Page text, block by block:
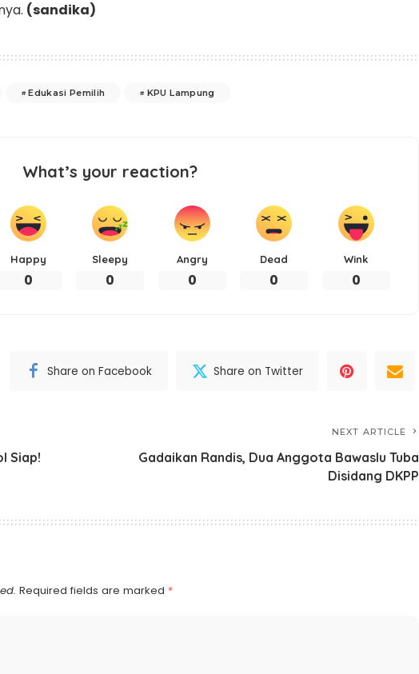
(sandika)
Edukasi Pemilih KPU Lampung
What’s your reaction?
Happy
0
Sleepy
0
Angry
0
Dead
0
Wink
0
Share on Facebook Share on Twitter
Siap!
NEXT ARTICLE
Gadaikan Randis, Dua Anggota Bawaslu Tuba
Disidang DKPP
Required fields are marked *